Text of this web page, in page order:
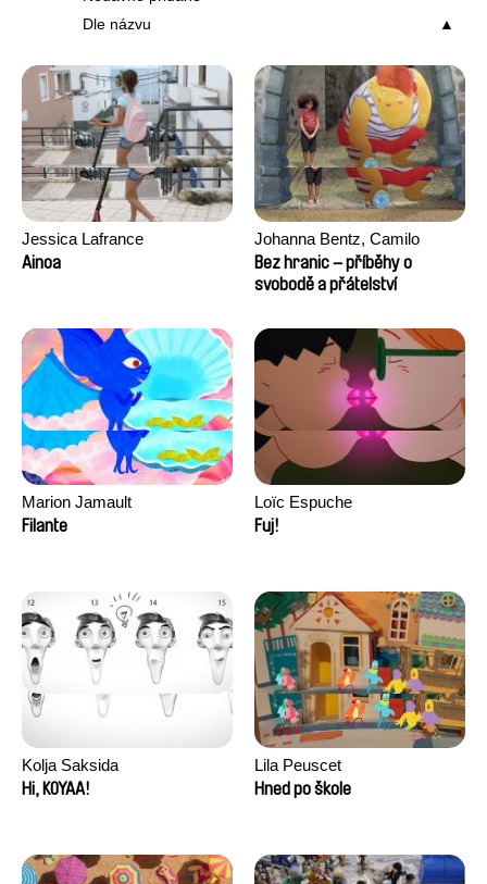
Dle názvu
Jessica Lafrance
Ainoa
Johanna Bentz, Camilo
Colmenares, Sandra Dajani,
Madeleine Dallmeyer, Nazgol
Khaled Nawal, Nada Riyad
Bez hranic – příběhy o
svobodě a přátelství
Marion Jamault
Filante
Loïc Espuche
Fuj!
Kolja Saksida
Hi, KOYAA!
Lila Peuscet
Hned po škole